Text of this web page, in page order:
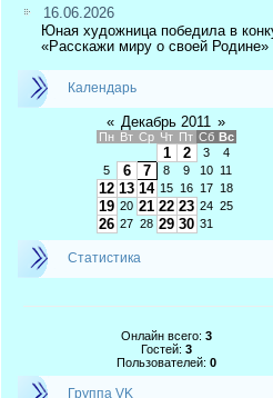
16.06.2026
Юная художница победила в
«Расскажи миру о своей Родине»
Календарь
« Декабрь 2011 »
Пн Вт Ср Чт Пт Сб Вс
1 2 3
4
5
6 7 8 9 10 11
12 13 14 15 16 17 18
19 20 21 22 23 24 25
26 27 28 29 30 31
Статистика
Онлайн всего: 3
Гостей: 3
Пользователей: 0
Группа VK